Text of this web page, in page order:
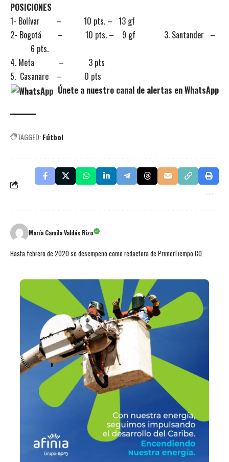
POSICIONES
1- Bolívar – 10 pts. – 13 gf
2- Bogotá – 10 pts. – 9 gf 3. Santander –
6 pts.
4. Meta – 3 pts
5. Casanare – 0 pts
Únete a nuestro canal de alertas en WhatsApp
TAGGED:Fútbol
María Camila Valdés Rizo
Hasta febrero de 2020 se desempeñó como redactora de PrimerTiempo.CO.